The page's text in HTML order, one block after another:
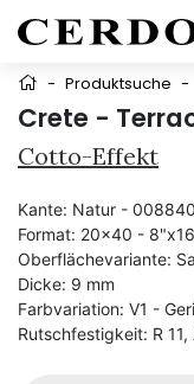
- Produktsuche -
Crete -
Cotto-Effekt
Kante: Natur -
Format: 20x40 -
Oberflächevariante:
Dicke: 9 mm
Farbvariation: V1 -
Rutschfestigkeit: R